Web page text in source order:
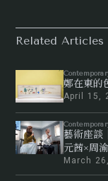
Related Articles
鄭在東的
April 15,
藝術座談
元茜×周渝
March